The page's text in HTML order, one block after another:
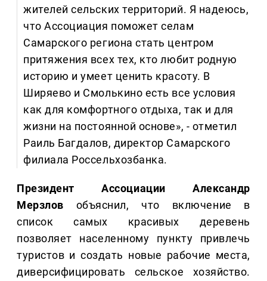
жителей сельских территорий. Я надеюсь,
что Ассоциация поможет селам
Самарского региона стать центром
притяжения всех тех, кто любит родную
историю и умеет ценить красоту. В
Ширяево и Смолькино есть все условия
как для комфортного отдыха, так и для
жизни на постоянной основе», - отметил
Раиль Багдалов, директор Самарского
филиала Россельхозбанка.
Президент Ассоциации Александр
Мерзлов объяснил, что включение в
список самых красивых деревень
позволяет населенному пункту привлечь
туристов и создать новые рабочие места,
диверсифицировать сельское хозяйство.